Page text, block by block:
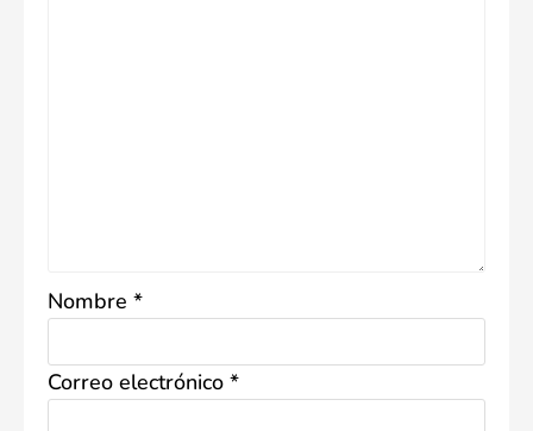
Nombre *
Correo electrónico *